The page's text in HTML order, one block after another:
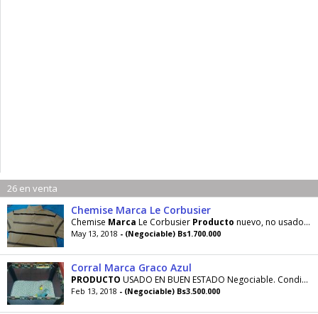
26 en venta
Chemise Marca Le Corbusier
Chemise Marca Le Corbusier Producto nuevo, no usado, sin paquete de embalaje Talla M. No acepto
May 13, 2018 - (Negociable) Bs1.700.000
Corral Marca Graco Azul
PRODUCTO USADO EN BUEN ESTADO Negociable. Condición de Pago: Previo Deposito o Transferencia
Feb 13, 2018 - (Negociable) Bs3.500.000